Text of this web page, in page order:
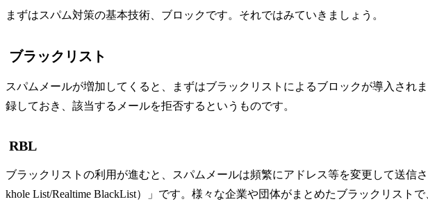
まずはスパム対策の基本技術、ブロックです。それではみていきましょう。
ブラックリスト
スパムメールが増加してくると、まずはブラックリストによるブロックが導入さ
録しておき、該当するメールを拒否するというものです。
RBL
ブラックリストの利用が進むと、スパムメールは頻繁にアドレス等を変更して送信
khole List/Realtime BlackList）」です。様々な企業や団体がまとめたブラックリスト